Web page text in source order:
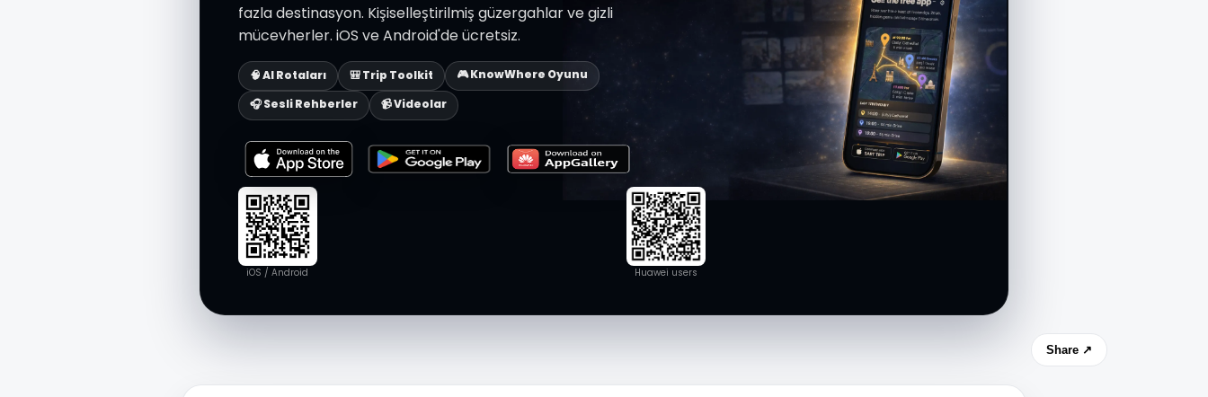
fazla destinasyon. Kişiselleştirilmiş güzergahlar ve gizli
mücevherler. iOS ve Android'de ücretsiz.
🧠 AI Rotaları 🎒 Trip Toolkit
🎮 KnowWhere Oyunu
🎧 Sesli Rehberler
📹 Videolar
iOS / Android Huawei users
Share ↗